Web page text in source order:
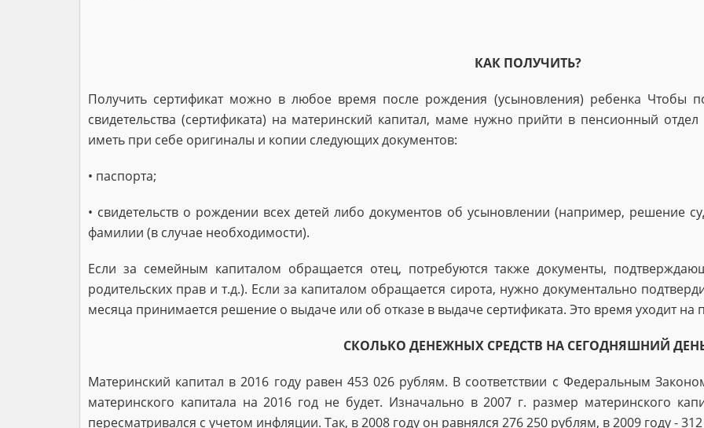
КАК ПОЛУЧИТЬ?
Получить сертификат можно в любое время после рождения (усыновления) ребенка Чтобы
свидетельства (сертификата) на материнский капитал, маме нужно прийти в пенсионный
иметь при себе оригиналы и копии следующих документов:
• паспорта;
• свидетельств о рождении всех детей либо документов об усыновлении (например, решение
фамилии (в случае необходимости).
Если за семейным капиталом обращается отец, потребуются также документы,
родительских прав и т.д.). Если за капиталом обращается сирота, нужно документально
месяца принимается решение о выдаче или об отказе в выдаче сертификата. Это время уходит на
СКОЛЬКО ДЕНЕЖНЫХ СРЕДСТВ НА СЕГОДНЯШНИЙ
Материнский капитал в 2016 году равен 453 026 рублям. В соответствии с Федеральным
материнского капитала на 2016 год не будет. Изначально в 2007 г. размер материнского
пересматривался с учетом инфляции. Так, в 2008 году он рав­нялся 276 250 рублям, в 2009 году -